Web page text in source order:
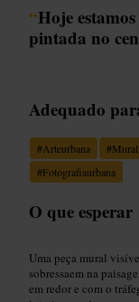
“Hoje
pintada no
Adequado
#Arteurbana #Mural
#Fotografiaurbana
O que esperar
Uma peça mural
sobressaem na
em redor e com o